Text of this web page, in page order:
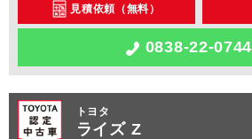
見積依頼（無料）
0838-22-0744
トヨタ
ライズ Z